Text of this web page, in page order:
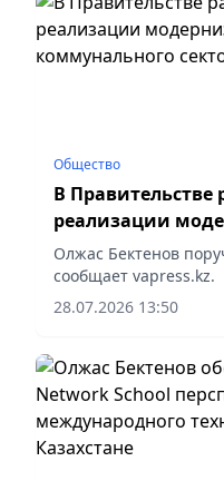
Общество
В Правительстве
реализации
секторов
Олжас Бектенов
сообщает vapress.kz.
28.07.2026 13:50